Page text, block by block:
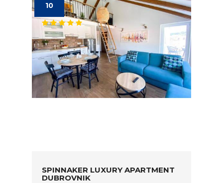
10
SPINNAKER LUXURY APARTMENT
DUBROVNIK